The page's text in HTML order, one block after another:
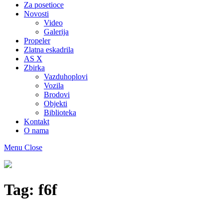
Za posetioce
Novosti
Video
Galerija
Propeler
Zlatna eskadrila
AS X
Zbirka
Vazduhoplovi
Vozila
Brodovi
Objekti
Biblioteka
Kontakt
O nama
Menu Close
Muzej
Tag: f6f